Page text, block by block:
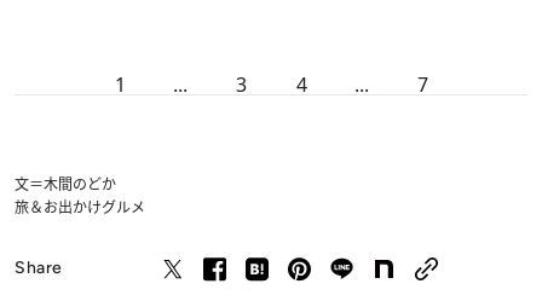
1 ... 3 4 ... 7
文＝木間のどか
旅＆お出かけグルメ
Share